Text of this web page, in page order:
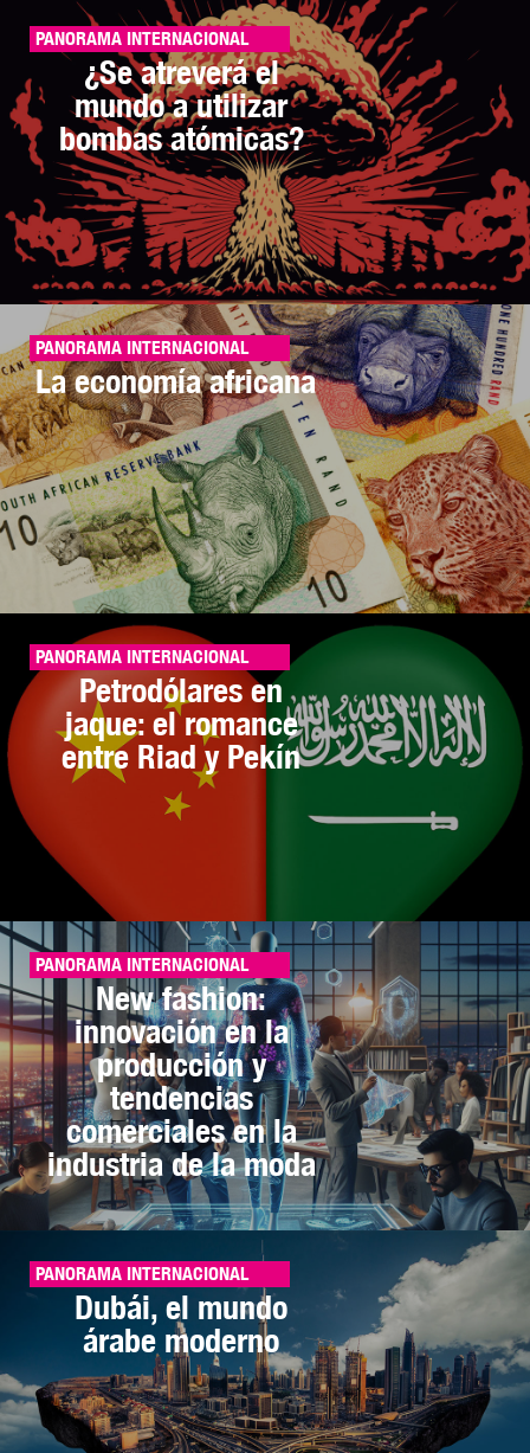
PANORAMA INTERNACIONAL
¿Se atreverá el
mundo a utilizar
bombas atómicas?
PANORAMA INTERNACIONAL
La economía africana
PANORAMA INTERNACIONAL
Petrodólares en
jaque: el romance
entre Riad y Pekín
PANORAMA INTERNACIONAL
New fashion:
innovación en la
producción y
tendencias
comerciales en la
industria de la moda
PANORAMA INTERNACIONAL
Dubái, el mundo
árabe moderno